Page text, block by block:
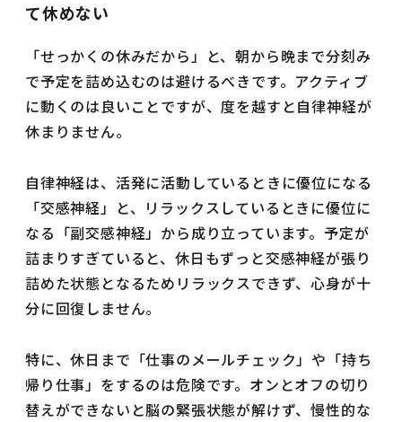
て休めない
「せっかくの休みだから」と、朝から晩まで分刻み
で予定を詰め込むのは避けるべきです。アクティブ
に動くのは良いことですが、度を越すと自律神経が
休まりません。
自律神経は、活発に活動しているときに優位になる
「交感神経」と、リラックスしているときに優位に
なる「副交感神経」から成り立っています。予定が
詰まりすぎていると、休日もずっと交感神経が張り
詰めた状態となるためリラックスできず、心身が十
分に回復しません。
特に、休日まで「仕事のメールチェック」や「持ち
帰り仕事」をするのは危険です。オンとオフの切り
替えができないと脳の緊張状態が解けず、慢性的な